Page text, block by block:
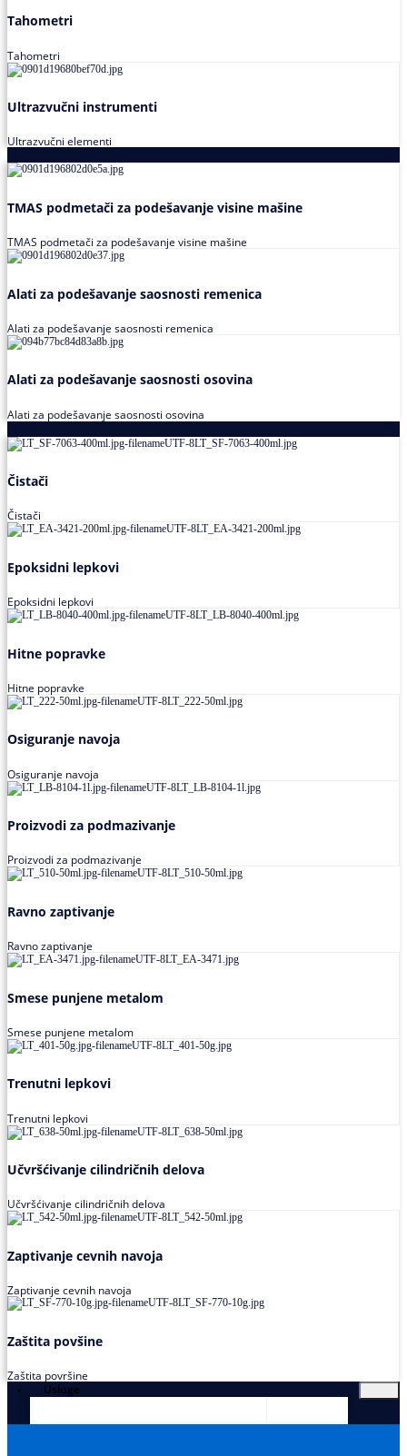
Tahometri
Tahometri
Ultrazvučni instrumenti
Ultrazvučni elementi
TMAS podmetači za podešavanje visine mašine
TMAS podmetači za podešavanje visine mašine
Alati za podešavanje saosnosti remenica
Alati za podešavanje saosnosti remenica
Alati za podešavanje saosnosti osovina
Alati za podešavanje saosnosti osovina
Čistači
Čistači
Epoksidni lepkovi
Epoksidni lepkovi
Hitne popravke
Hitne popravke
Osiguranje navoja
Osiguranje navoja
Proizvodi za podmazivanje
Proizvodi za podmazivanje
Ravno zaptivanje
Ravno zaptivanje
Smese punjene metalom
Smese punjene metalom
Trenutni lepkovi
Trenutni lepkovi
Učvršćivanje cilindričnih delova
Učvršćivanje cilindričnih delova
Zaptivanje cevnih navoja
Zaptivanje cevnih navoja
Zaštita povšine
Zaštita površine
Usluge